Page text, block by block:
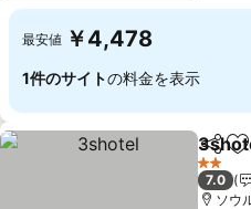
最安値 ￥4,478
1件のサイトの料金を表示
シェア
2 ホテル
7.0
ソウ